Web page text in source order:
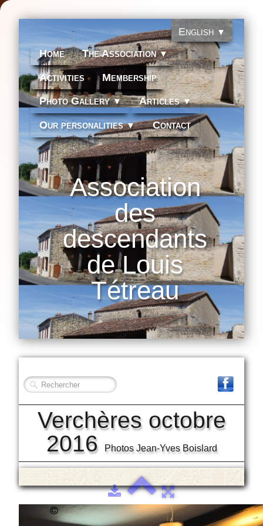
English ▼
Home The Association▼
Activities
Membership
Photo Gallery▼ Articles▼
Our personalities▼ Contact
Association
des
descendants
de Louis
Tétreau
Verchères octobre
2016
Photos Jean-Yves Boislard
2020 Association des descendants de
Louis Tétreau